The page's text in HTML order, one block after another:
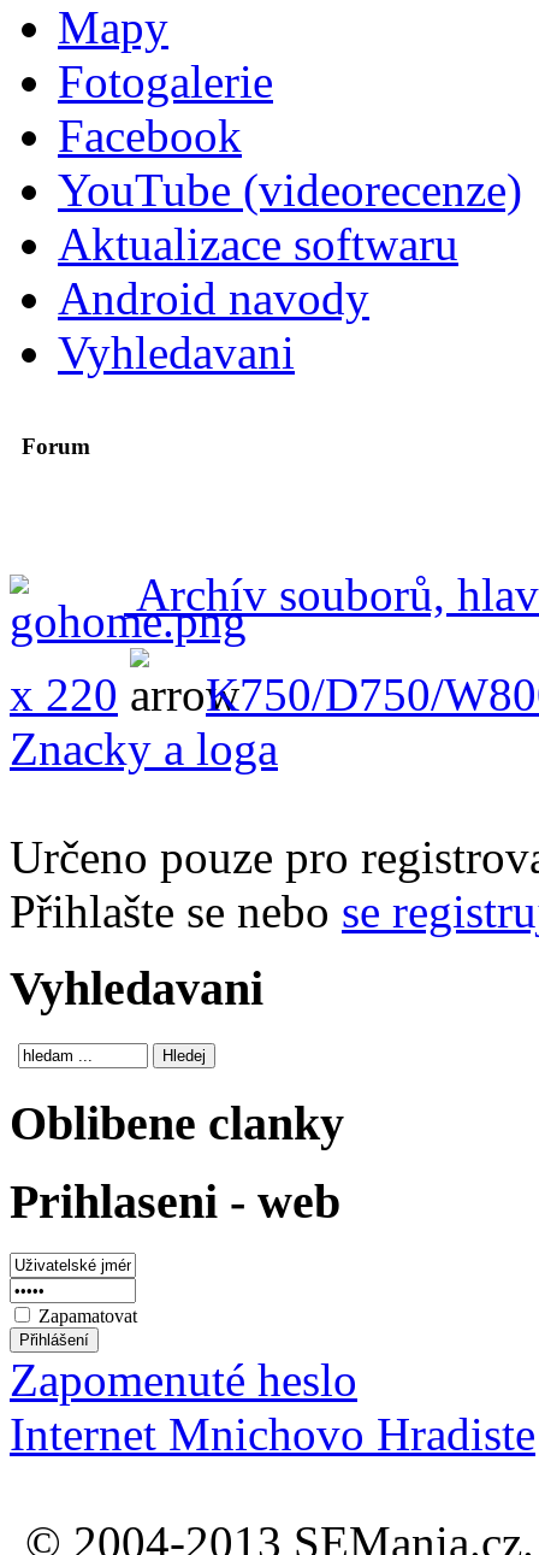
Mapy
Fotogalerie
Facebook
YouTube (videorecenze)
Aktualizace softwaru
Android navody
Vyhledavani
Forum
Archív souborů,
x 220
K750/D750/
Znacky a loga
Určeno pouze pro
Přihlašte se nebo se
Vyhledavani
Oblibene clanky
Prihlaseni - web
Zapamatovat
Zapomenuté heslo
Internet Mnichovo Hradiste
© 2004-2013